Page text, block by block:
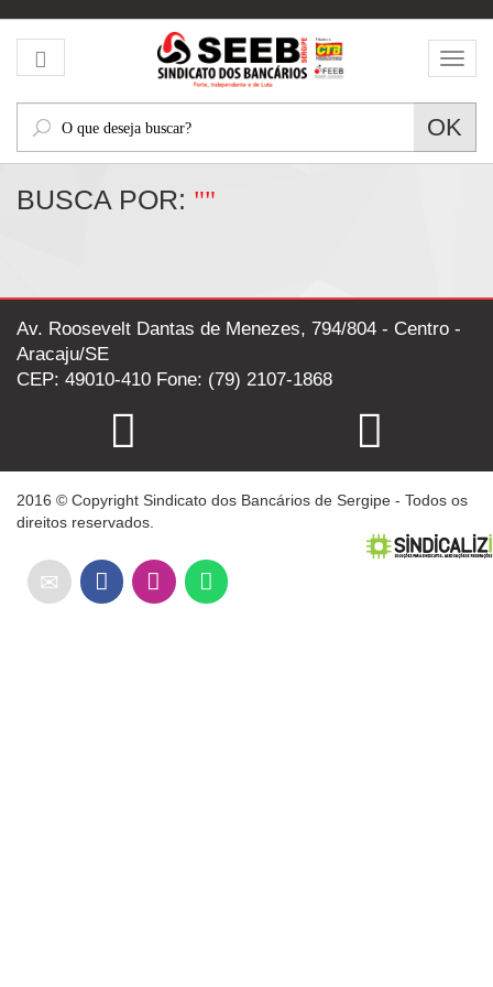
que
buscar?
OK
BUSCA POR: ""
Av. Roosevelt Dantas de Menezes, 794/804 - Centro -
Aracaju/SE
CEP: 49010-410 Fone: (79) 2107-1868
2016 © Copyright Sindicato dos Bancários de Sergipe - Todos os
direitos reservados.